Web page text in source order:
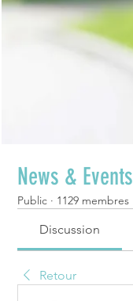
News & Events
Public · 1129 membres
Discussion
Retour